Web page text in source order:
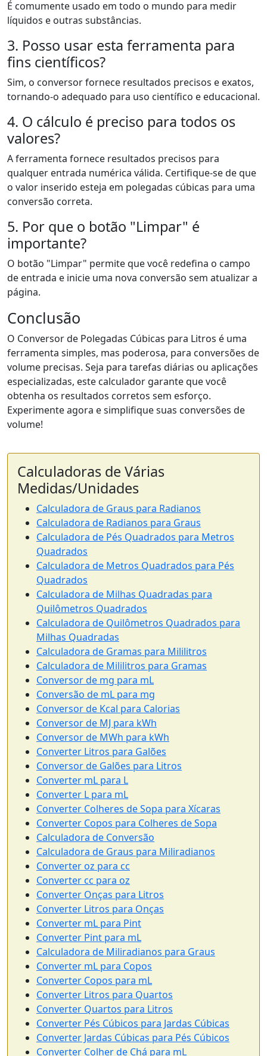
É comumente usado em todo o mundo para medir
líquidos e outras substâncias.
3. Posso usar esta ferramenta para
fins científicos?
Sim, o conversor fornece resultados precisos e exatos,
tornando-o adequado para uso científico e educacional.
4. O cálculo é preciso para todos os
valores?
A ferramenta fornece resultados precisos para
qualquer entrada numérica válida. Certifique-se de que
o valor inserido esteja em polegadas cúbicas para uma
conversão correta.
5. Por que o botão "Limpar" é
importante?
O botão "Limpar" permite que você redefina o campo
de entrada e inicie uma nova conversão sem atualizar a
página.
Conclusão
O Conversor de Polegadas Cúbicas para Litros é uma
ferramenta simples, mas poderosa, para conversões de
volume precisas. Seja para tarefas diárias ou aplicações
especializadas, este calculador garante que você
obtenha os resultados corretos sem esforço.
Experimente agora e simplifique suas conversões de
volume!
Calculadoras de Várias
Medidas/Unidades
Calculadora de Graus para Radianos
Calculadora de Radianos para Graus
Calculadora de Pés Quadrados para Metros
Quadrados
Calculadora de Metros Quadrados para Pés
Quadrados
Calculadora de Milhas Quadradas para
Quilômetros Quadrados
Calculadora de Quilômetros Quadrados para
Milhas Quadradas
Calculadora de Gramas para Mililitros
Calculadora de Mililitros para Gramas
Conversor de mg para mL
Conversão de mL para mg
Conversor de Kcal para Calorias
Conversor de MJ para kWh
Conversor de MWh para kWh
Converter Litros para Galões
Conversor de Galões para Litros
Converter mL para L
Converter L para mL
Converter Colheres de Sopa para Xícaras
Converter Copos para Colheres de Sopa
Calculadora de Conversão
Calculadora de Graus para Miliradianos
Converter oz para cc
Converter cc para oz
Converter Onças para Litros
Converter Litros para Onças
Converter mL para Pint
Converter Pint para mL
Calculadora de Miliradianos para Graus
Converter mL para Copos
Converter Copos para mL
Converter Litros para Quartos
Converter Quartos para Litros
Converter Pés Cúbicos para Jardas Cúbicas
Converter Jardas Cúbicas para Pés Cúbicos
Converter Colher de Chá para mL